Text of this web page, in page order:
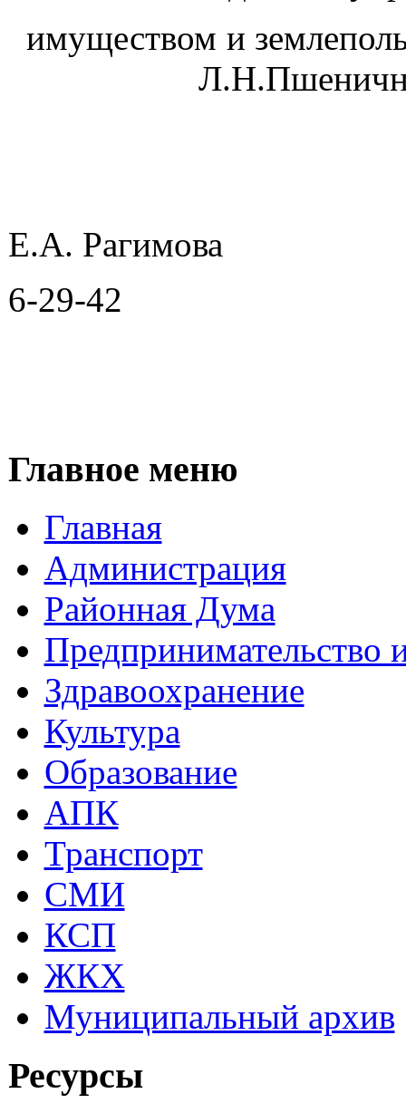
имуществом
Е.А. Рагимова
6-29-42
Главное меню
Главная
Администрация
Районная Дума
Предпринимательство
Здравоохранение
Культура
Образование
АПК
Транспорт
СМИ
КСП
ЖКХ
Муниципальный архив
Ресурсы